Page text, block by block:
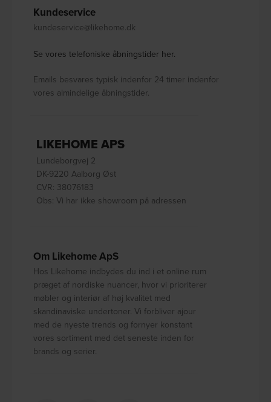
Kundeservice
kundeservice@likehome.dk
Se vores telefoniske åbningstider her.
Emails besvares typisk indenfor 24 timer indenfor
vores almindelige åbningstider.
LIKEHOME APS
Lundeborgvej 2
DK-9220 Aalborg Øst
CVR: 38076183
Obs: Vi har ikke showroom på adressen
Om Likehome ApS
Hos Likehome indbydes du ind i et online rum
præget af nordiske nuancer, hvor vi prioriterer
møbler og interiør af høj kvalitet med
skandinaviske undertoner. Vi forbliver ajour
med de nyeste trends og fornyer konstant
vores sortiment med det seneste inden for
brands og serier.